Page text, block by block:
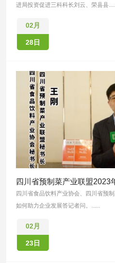
进局投资促进三科科长刘云、荣县县
02月
28日
四川省预制菜产业联盟2023
四川省食品饮料产业协会、四川省预
如何助力企业发展答记者问。......
02月
23日